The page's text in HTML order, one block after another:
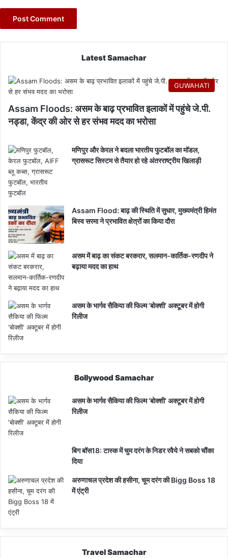
Latest Samachar
GUWAHATI
Assam Floods: असम के बाढ़ प्रभावित इलाकों में पहुंचे जे.पी.
नड्डा, केंद्र की ओर से हर संभव मदद का भरोसा
मणिपुर और केरल ने बदला भारतीय फुटबॉल का मॉडल,
ग्रासरूट सिस्टम से तैयार हो रहे अंतरराष्ट्रीय खिलाड़ी
Assam Flood: बाढ़ की स्थिति में सुधार, मुख्यमंत्री हिमंत
बिस्व सरमा ने प्रभावित क्षेत्रों का किया दौरा
असम में बाढ़ का संकट बरकरार, सलमान-कार्तिक-रणदीप ने
बढ़ाया मदद का हाथ
असम के भार्गव सैकिया की फिल्म ‘बोक्शी’ अक्टूबर में होगी
रिलीज
Bollywood Samachar
असम के भार्गव सैकिया की फिल्म ‘बोक्शी’ अक्टूबर में होगी
रिलीज
बिग बॉस18: टास्क में चुम दरंग के निडर रवैये ने सबको चौंका
दिया
अरुणाचल प्रदेश की हसीना, चूम दरंग की Bigg Boss 18
में एंट्री
Travel Samachar